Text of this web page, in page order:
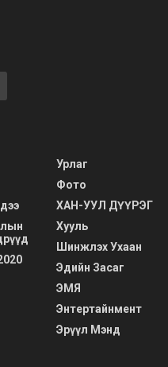
Урлаг
Фото
ХАН-УУЛ ДҮҮРЭГ
Хууль
Шинжлэх Ухаан
Эдийн Засаг
ЭМЯ
Энтертайнмент
Эрүүл Мэнд